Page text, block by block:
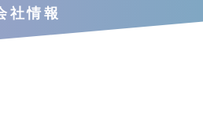
社情報